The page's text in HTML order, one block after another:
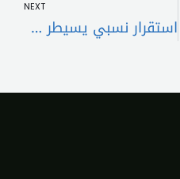
NEXT
استقرار نسبي يسيطر على طقس لبنان مع تقلبات محلية وارتفاع تدريجي بالحرارة